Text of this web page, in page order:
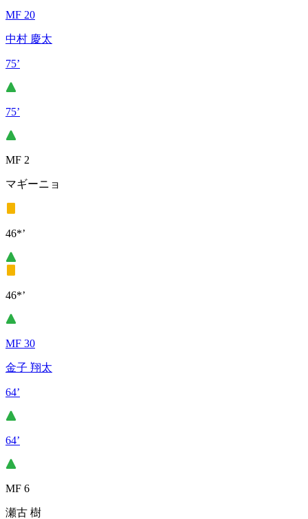
MF 20
中村 慶太
75’
75’
MF 2
マギーニョ
46*’
46*’
MF 30
金子 翔太
64’
64’
MF 6
瀬古 樹